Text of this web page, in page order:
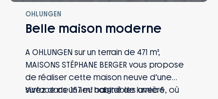
OHLUNGEN
Belle maison moderne
A OHLUNGEN sur un terrain de 471 m²,
MAISONS STÉPHANE BERGER vous propose
de réaliser cette maison neuve d’une
surface de 157 m² habitables avec 5
Vivez dans un lieu baigné de lumière, où